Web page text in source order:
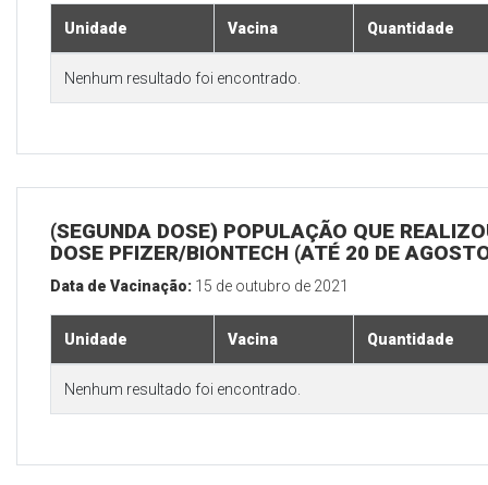
Unidade Vacina Quantidade
Nenhum resultado foi encontrado.
(SEGUNDA DOSE) POPULAÇÃO QUE
DOSE PFIZER/BIONTECH (ATÉ 20 DE
Data de Vacinação: 15 de outubro de 2021
Unidade Vacina Quantidade
Nenhum resultado foi encontrado.